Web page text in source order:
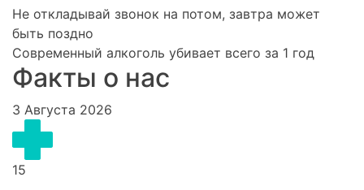
Не откладывай звонок на потом, завтра может
быть поздно
Современный алкоголь убивает всего за 1 год
Факты о нас
3 Августа 2026
15